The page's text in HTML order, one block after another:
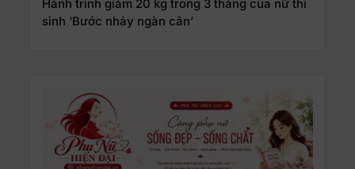
Hành trình giảm 20 kg trong 3 tháng của nữ thí
sinh ‘Bước nhảy ngàn cân’